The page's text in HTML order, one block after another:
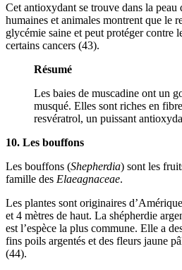
Cet antioxydant se trouve dans la peau
humaines et animales montrent que le
glycémie saine et peut protéger contre
certains cancers (43).
Résumé
Les baies de muscadine ont un
musqué. Elles sont riches en
resvératrol, un puissant
10. Les bouffons
Les bouffons (Shepherdia) sont les
famille des Elaeagnaceae.
Les plantes sont originaires
et 4 mètres de haut. La shépherdie
est l’espèce la plus commune. Elle a
fins poils argentés et des fleurs jaune
(44).